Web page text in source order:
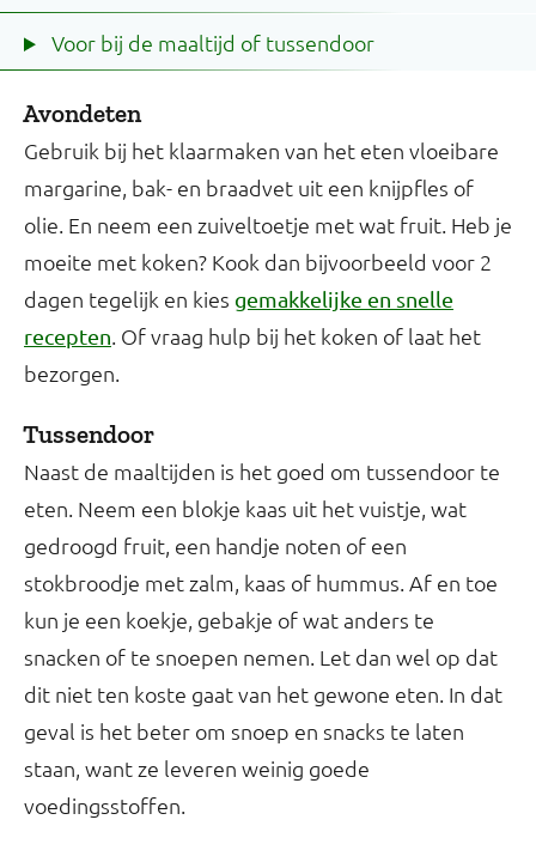
Voor bij de maaltijd of tussendoor
Avondeten
Gebruik bij het klaarmaken van het eten vloeibare
margarine, bak- en braadvet uit een knijpfles of
olie. En neem een zuiveltoetje met wat fruit. Heb je
moeite met koken? Kook dan bijvoorbeeld voor 2
dagen tegelijk en kies gemakkelijke en snelle
recepten. Of vraag hulp bij het koken of laat het
bezorgen.
Tussendoor
Naast de maaltijden is het goed om tussendoor te
eten. Neem een blokje kaas uit het vuistje, wat
gedroogd fruit, een handje noten of een
stokbroodje met zalm, kaas of hummus. Af en toe
kun je een koekje, gebakje of wat anders te
snacken of te snoepen nemen. Let dan wel op dat
dit niet ten koste gaat van het gewone eten. In dat
geval is het beter om snoep en snacks te laten
staan, want ze leveren weinig goede
voedingsstoffen.